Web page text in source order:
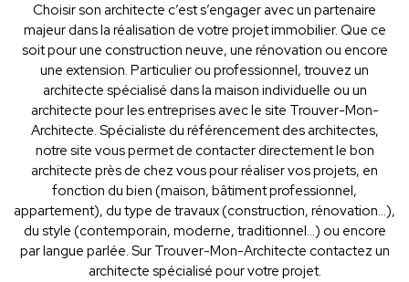
Choisir son architecte c’est s’engager avec un partenaire
majeur dans la réalisation de votre projet immobilier. Que ce
soit pour une construction neuve, une rénovation ou encore
une extension. Particulier ou professionnel, trouvez un
architecte spécialisé dans la maison individuelle ou un
architecte pour les entreprises avec le site Trouver-Mon-
Architecte. Spécialiste du référencement des architectes,
notre site vous permet de contacter directement le bon
architecte près de chez vous pour réaliser vos projets, en
fonction du bien (maison, bâtiment professionnel,
appartement), du type de travaux (construction, rénovation...),
du style (contemporain, moderne, traditionnel...) ou encore
par langue parlée. Sur Trouver-Mon-Architecte contactez un
architecte spécialisé pour votre projet.